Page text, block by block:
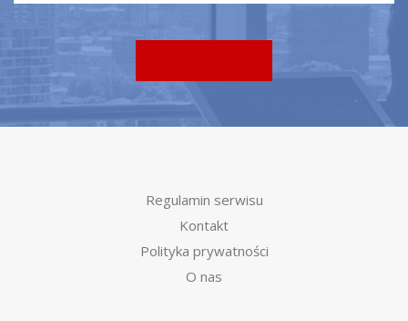
Regulamin serwisu
Kontakt
Polityka prywatności
O nas